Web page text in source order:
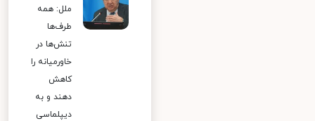
ملل: همه
طرف‌ها
تنش‌ها در
خاورمیانه را
کاهش
دهند و به
دیپلماسی